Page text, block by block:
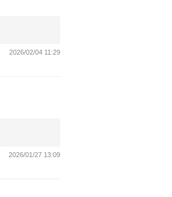
2026/02/04 11:29
2026/01/27 13:09